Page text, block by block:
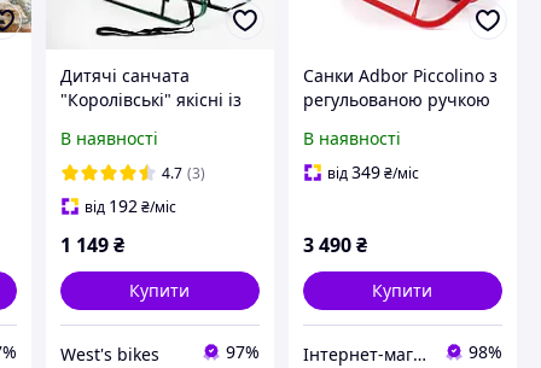
Дитячі санчата
"Королівські" якісні із
штовхачем Зелені
В наявності
4.7 (3)
від 192 ₴/міс
1 149 ₴
Купити
West's bikes 97%
Санки Adbor Piccolino з
регульованою ручкою
В наявності
від349₴/міс
3 490₴
Купити
Інтернет-магазин elfik.in.ua 98%